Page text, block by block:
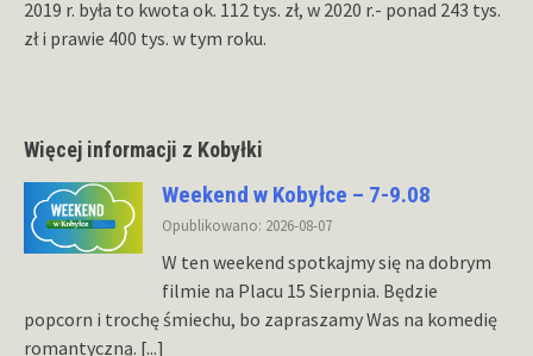
2019 r. była to kwota ok. 112 tys. zł, w 2020 r.- ponad 243 tys.
zł i prawie 400 tys. w tym roku.
Więcej informacji z Kobyłki
Weekend w Kobyłce – 7-9.08
Opublikowano: 2026-08-07
W ten weekend spotkajmy się na dobrym
filmie na Placu 15 Sierpnia. Będzie
popcorn i trochę śmiechu, bo zapraszamy Was na komedię
romantyczną. [...]